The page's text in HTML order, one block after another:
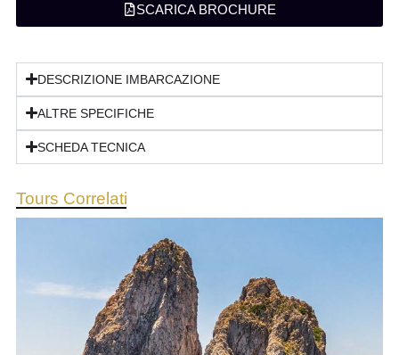
SCARICA BROCHURE
DESCRIZIONE IMBARCAZIONE
ALTRE SPECIFICHE
SCHEDA TECNICA
Tours Correlati